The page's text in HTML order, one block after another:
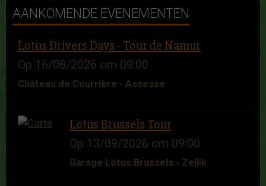
AANKOMENDE EVENEMENTEN
Lotus Drivers Days - Tour de Namur
Op 16/08/2026 om 09:00
Château de Courrière - Assesse
Lotus Brussels Tour
Op 13/09/2026 om 09:00
Garage Lotus Brussels - Zellik